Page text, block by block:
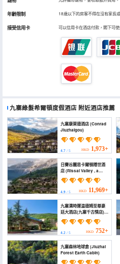
年齡限制 18歲以下的房客不得在沒有家長
接受信用卡 可以信用卡在酒店付款，閣下可使
九寨綠髮希爾頓度假酒店 附近酒店推薦
九寨康萊德酒店 (Conrad
Jiuzhaigou)
4.7 / 5 HKD 1,973+
日賽谷麗思卡爾頓隱世酒
店 (Rissai Valley , a
Ritz-Carlton Reserve)
4.9 / 5 HKD 11,969+
九寨溝時運温德姆至尊豪
廷大酒店(九寨千古情店)
(Wyndham Grand Plaza
Royale Jiuzhaigou)
4.2 / 5 HKD 752+
九寨森林地球倉 (Jiuzhai
Forest Earth Cabin)